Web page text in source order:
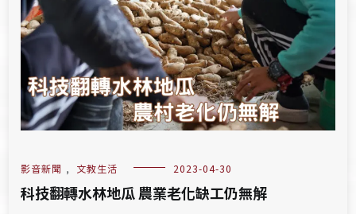
影音新聞 , 文教生活 2023-04-30
科技翻轉水林地瓜 農業老化缺工仍無解